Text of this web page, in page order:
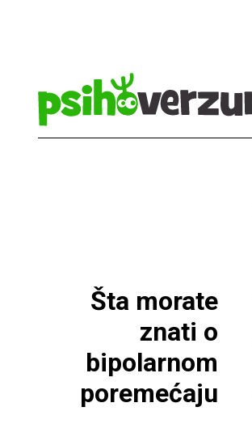
Šta morate
znati o
bipolarnom
poremećaju